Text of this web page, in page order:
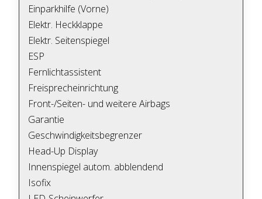
Einparkhilfe (Vorne)
Elektr. Heckklappe
Elektr. Seitenspiegel
ESP
Fernlichtassistent
Freisprecheinrichtung
Front-/Seiten- und weitere Airbags
Garantie
Geschwindigkeitsbegrenzer
Head-Up Display
Innenspiegel autom. abblendend
Isofix